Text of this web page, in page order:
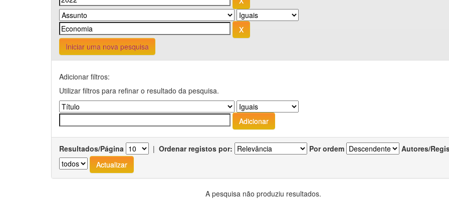
Iniciar uma nova pesquisa
Adicionar filtros:
Utilizar filtros para refinar o resultado da pesquisa.
Resultados/Página | Ordenar registos por: Por ordem Autores/
A pesquisa não produziu resultados.